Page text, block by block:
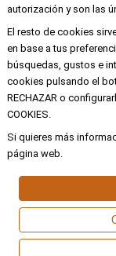
Política
autorización y son las
El resto de cookies
en base a tus
búsquedas, gustos e
cookies pulsando el
RECHAZAR o
COOKIES.
Si quieres más
página web.